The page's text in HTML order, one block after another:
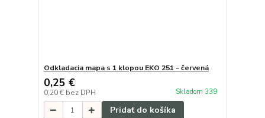
Odkladacia mapa s 1 klopou EKO 251 - červená
0,25 €
0,20 € bez DPH Skladom 339
Pridať do košíka